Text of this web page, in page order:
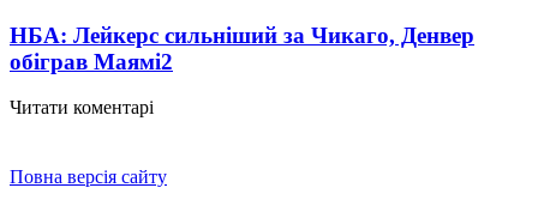
НБА: Лейкерс сильніший за Чикаго, Денвер
обіграв Маямі2
Читати коментарі
Повна версія сайту